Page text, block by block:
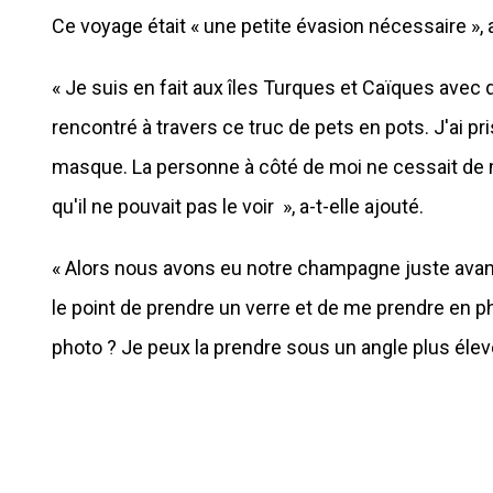
Ce voyage était « une petite évasion nécessaire
« Je suis en fait aux îles Turques et Caïques
rencontré à travers ce truc de pets en pots. J'ai
masque. La personne à côté de moi ne cessait
qu'il ne pouvait pas le voir », a-t-elle ajouté.
« Alors nous avons eu notre champagne juste
le point de prendre un verre et de me prendre en
photo ? Je peux la prendre sous un angle plus